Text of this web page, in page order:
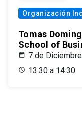
Organización
Tomas
School of
7 de
13:30 a 14:30